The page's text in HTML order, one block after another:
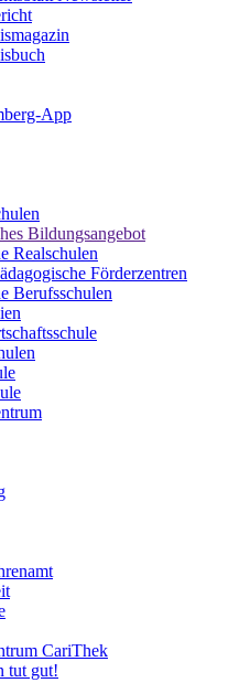
App
Bildungsangebot
Realschulen
Förderzentren
Berufsschulen
CariThek
tut gut!